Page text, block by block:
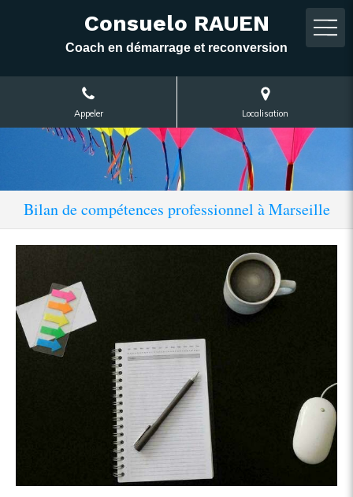
Consuelo RAUEN
Coach en démarrage et reconversion
Appeler Localisation
Bilan de compétences professionnel à Marseille